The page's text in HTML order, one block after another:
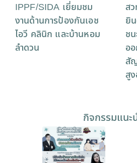
IPPF/SIDA เยี่ยมชม
งานด้านการป้องกันเอช
ไอวี คลินิก และบ้านหอม
ลำดวน
ส
ยิ
ช
อ
สั
สู
กิจกรรมแนะ